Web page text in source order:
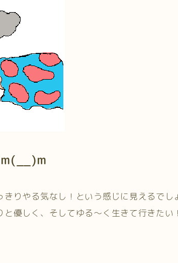
m(__)m
きりやる気なし！という感じに見えるでし
と優しく、そしてゆる～く生きて行きたい